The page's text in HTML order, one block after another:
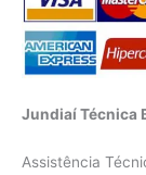
Jundiaí Técnica
Assistência